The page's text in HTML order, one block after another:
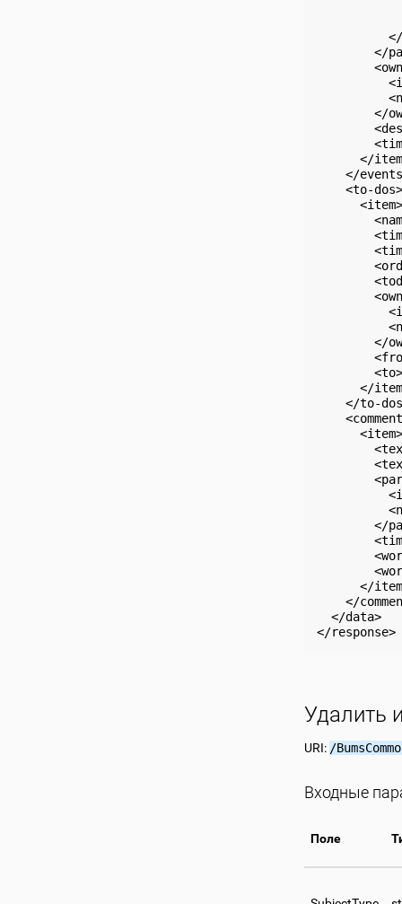
</
</
</
</
    <to-dos>
      <item>
</
</
</to-
      <item>
</
</
</
  </data>
Удалить
URI: /
Входные
Поле